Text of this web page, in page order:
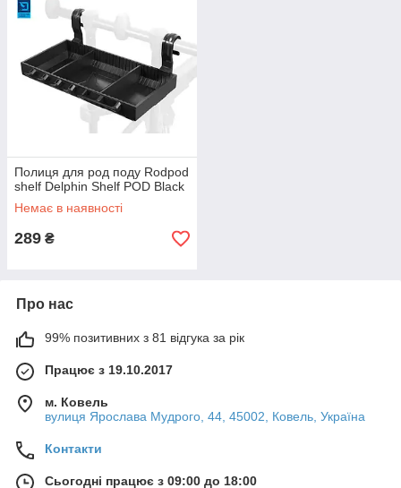
Полиця для род поду Rodpod
shelf Delphin Shelf POD Black
Немає в наявності
289 ₴
Про нас
99% позитивних з 81 відгука за рік
Працює з 19.10.2017
м. Ковель
вулиця Ярослава Мудрого, 44, 45002, Ковель, Україна
Контакти
Сьогодні працює з 09:00 до 18:00